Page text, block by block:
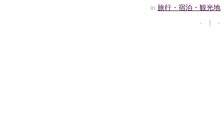
in旅行・宿泊・観光地
- | -